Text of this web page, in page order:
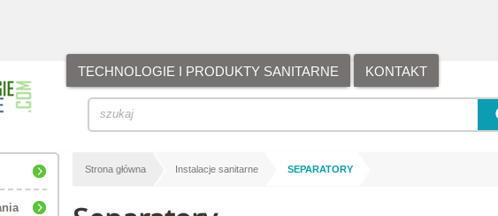
TECHNOLOGIE I PRODUKTY SANITARNE KONTAKT
Strona główna Instalacje sanitarne SEPARATORY